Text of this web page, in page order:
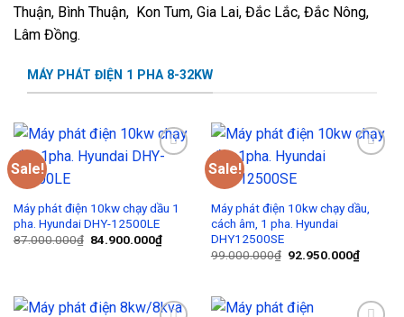
Thuận, Bình Thuận, Kon Tum, Gia Lai, Đắc Lắc, Đắc Nông,
Lâm Đồng.
MÁY PHÁT ĐIỆN 1 PHA 8-32KW
Sale!
Máy phát điện 10kw chạy dầu 1
pha. Hyundai DHY-12500LE
87.000.000₫ 84.900.000₫
Sale!
Máy phát điện 10kw chạy dầu,
cách âm, 1 pha. Hyundai
DHY12500SE
99.000.000₫ 92.950.000₫